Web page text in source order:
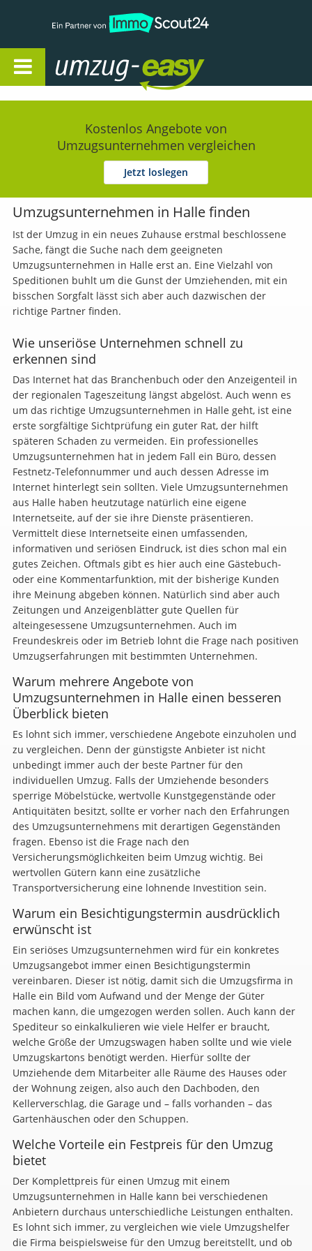
Kostenlos Angebote von
Umzugsunternehmen vergleichen
Jetzt loslegen
Umzugsunternehmen in Halle finden
Ist der Umzug in ein neues Zuhause erstmal beschlossene
Sache, fängt die Suche nach dem geeigneten
Umzugsunternehmen in Halle erst an. Eine Vielzahl von
Speditionen buhlt um die Gunst der Umziehenden, mit ein
bisschen Sorgfalt lässt sich aber auch dazwischen der
richtige Partner finden.
Wie unseriöse Unternehmen schnell zu
erkennen sind
Das Internet hat das Branchenbuch oder den Anzeigenteil in
der regionalen Tageszeitung längst abgelöst. Auch wenn es
um das richtige Umzugsunternehmen in Halle geht, ist eine
erste sorgfältige Sichtprüfung ein guter Rat, der hilft
späteren Schaden zu vermeiden. Ein professionelles
Umzugsunternehmen hat in jedem Fall ein Büro, dessen
Festnetz-Telefonnummer und auch dessen Adresse im
Internet hinterlegt sein sollten. Viele Umzugsunternehmen
aus Halle haben heutzutage natürlich eine eigene
Internetseite, auf der sie ihre Dienste präsentieren.
Vermittelt diese Internetseite einen umfassenden,
informativen und seriösen Eindruck, ist dies schon mal ein
gutes Zeichen. Oftmals gibt es hier auch eine Gästebuch-
oder eine Kommentarfunktion, mit der bisherige Kunden
ihre Meinung abgeben können. Natürlich sind aber auch
Zeitungen und Anzeigenblätter gute Quellen für
alteingesessene Umzugsunternehmen. Auch im
Freundeskreis oder im Betrieb lohnt die Frage nach positiven
Umzugserfahrungen mit bestimmten Unternehmen.
Warum mehrere Angebote von
Umzugsunternehmen in Halle einen besseren
Überblick bieten
Es lohnt sich immer, verschiedene Angebote einzuholen und
zu vergleichen. Denn der günstigste Anbieter ist nicht
unbedingt immer auch der beste Partner für den
individuellen Umzug. Falls der Umziehende besonders
sperrige Möbelstücke, wertvolle Kunstgegenstände oder
Antiquitäten besitzt, sollte er vorher nach den Erfahrungen
des Umzugsunternehmens mit derartigen Gegenständen
fragen. Ebenso ist die Frage nach den
Versicherungsmöglichkeiten beim Umzug wichtig. Bei
wertvollen Gütern kann eine zusätzliche
Transportversicherung eine lohnende Investition sein.
Warum ein Besichtigungstermin ausdrücklich
erwünscht ist
Ein seriöses Umzugsunternehmen wird für ein konkretes
Umzugsangebot immer einen Besichtigungstermin
vereinbaren. Dieser ist nötig, damit sich die Umzugsfirma in
Halle ein Bild vom Aufwand und der Menge der Güter
machen kann, die umgezogen werden sollen. Auch kann der
Spediteur so einkalkulieren wie viele Helfer er braucht,
welche Größe der Umzugswagen haben sollte und wie viele
Umzugskartons benötigt werden. Hierfür sollte der
Umziehende dem Mitarbeiter alle Räume des Hauses oder
der Wohnung zeigen, also auch den Dachboden, den
Kellerverschlag, die Garage und – falls vorhanden – das
Gartenhäuschen oder den Schuppen.
Welche Vorteile ein Festpreis für den Umzug
bietet
Der Komplettpreis für einen Umzug mit einem
Umzugsunternehmen in Halle kann bei verschiedenen
Anbietern durchaus unterschiedliche Leistungen enthalten.
Es lohnt sich immer, zu vergleichen wie viele Umzugshelfer
die Firma beispielsweise für den Umzug bereitstellt, und ob